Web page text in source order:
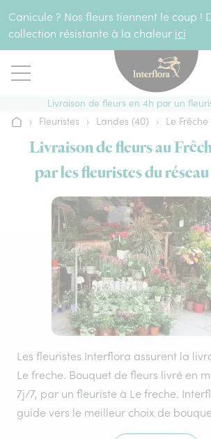
Canicule ? Nos fleurs tiennent le coup !
collection résistante à la chaleur ici
Livraison de fleurs en 4h par un
Accueil
› Fleuristes › Landes (40) › Le Frêche
Livraison de fleurs au
par les fleuristes du
Les fleuristes Interflora assurent la
Le freche. Bouquet de fleurs livré en
7j/7, par un fleuriste à Le freche.
guide vers le meilleur choix de